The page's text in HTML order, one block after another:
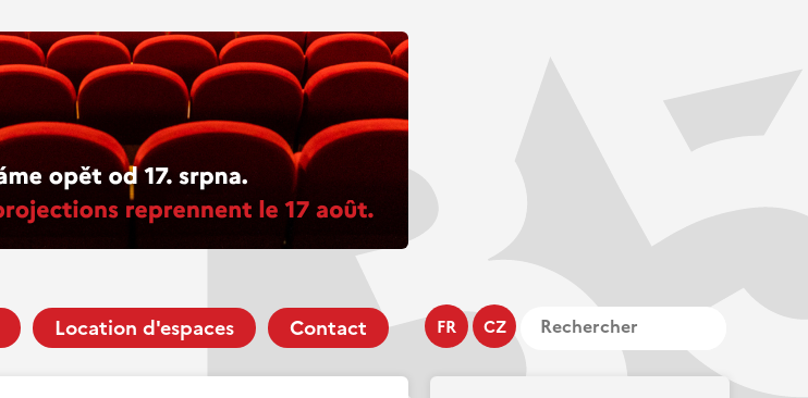
FR CZ
Location d'espaces Contact